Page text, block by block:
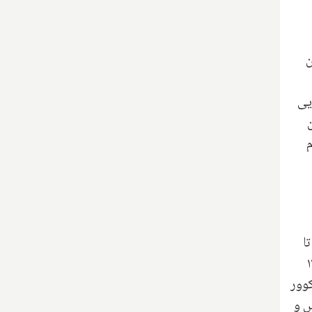
۲۰۲۶ اختصاص می‌دهد. این رقابت‌ها که از ۱۱
و ونکوور
و